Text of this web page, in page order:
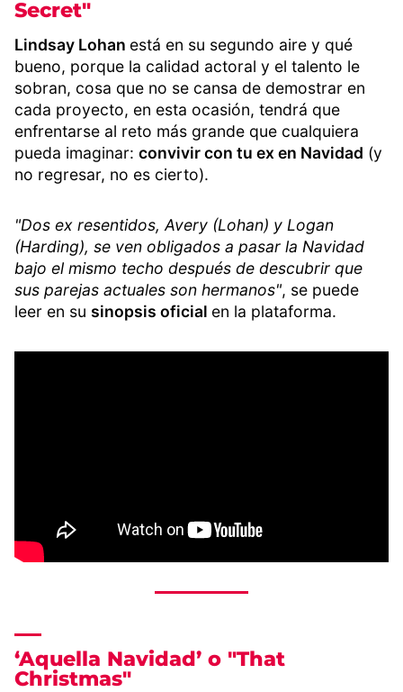
Secret"
Lindsay Lohan está en su segundo aire y qué
bueno, porque la calidad actoral y el talento le
sobran, cosa que no se cansa de demostrar en
cada proyecto, en esta ocasión, tendrá que
enfrentarse al reto más grande que cualquiera
pueda imaginar: convivir con tu ex en Navidad (y
no regresar, no es cierto).
"Dos ex resentidos, Avery (Lohan) y Logan
(Harding), se ven obligados a pasar la Navidad
bajo el mismo techo después de descubrir que
sus parejas actuales son hermanos", se puede
leer en su sinopsis oficial en la plataforma.
‘Aquella Navidad’ o "That
Christmas"